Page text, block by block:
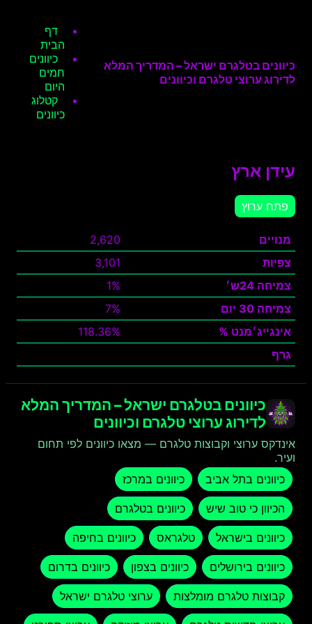
כיוונים בטלגרם ישראל – המדריך המלא
לדירוג ערוצי טלגרם וכיוונים
דף
הבית
כיוונים
חמים
היום
קטלוג
כיוונים
עידן ארץ
פתח ערוץ
מנויים
2,620
צפיות
3,101
צמיחה 24ש׳
1%
צמיחה 30 יום
7%
אינגייג׳מנט %
118.36%
גרף
כיוונים בטלגרם ישראל – המדריך המלא
לדירוג ערוצי טלגרם וכיוונים
אינדקס ערוצי וקבוצות טלגרם — מצאו כיוונים לפי תחום
ועיר.
כיוונים בתל אביב
כיוונים במרכז
הכיוון כי טוב שיש כיוונים בטלגרם
כיוונים בישראל טלגראס כיוונים בחיפה
כיוונים בירושלים כיוונים בצפון כיוונים בדרום
קבוצות טלגרם מומלצות ערוצי טלגרם ישראל